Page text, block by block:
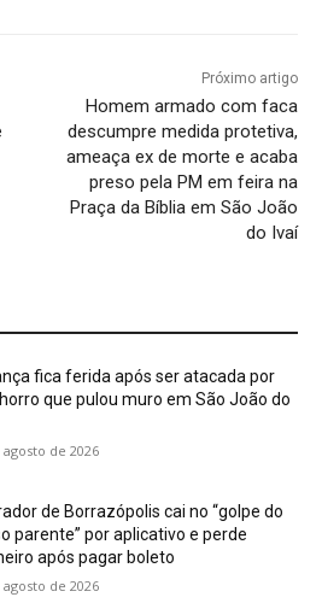
Próximo artigo
Homem armado com faca
descumpre medida protetiva,
ameaça ex de morte e acaba
preso pela PM em feira na
Praça da Bíblia em São João
do Ivaí
fica ferida após ser atacada por
que pulou muro em São João do
agosto de 2026
de Borrazópolis cai no “golpe do
parente” por aplicativo e perde
após pagar boleto
agosto de 2026